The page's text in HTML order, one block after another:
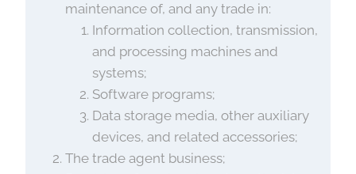
maintenance of, and any trade in:
Information collection, transmission,
and processing machines and
systems;
Software programs;
Data storage media, other auxiliary
devices, and related accessories;
The trade agent business;